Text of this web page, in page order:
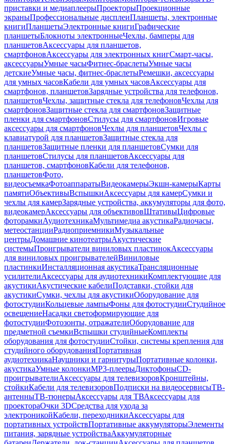
приставки и медиаплеерыПроекторыПроекционные
экраныПрофессиональные дисплеиПланшеты, электронные
книгиПланшетыЭлектронные книгиГрафические
планшетыБлокноты электронныеЧехлы, бамперы для
планшетовАксессуары для планшетов,
смартфоновАксессуары для электронных книгСмарт-часы,
аксессуарыУмные часыФитнес-браслетыУмные часы
детскиеУмные часы, фитнес-браслетыРемешки, аксессуары
для умных часовКабели для умных часовАксессуары для
смартфонов, планшетовЗарядные устройства для телефонов,
планшетовЧехлы, защитные стекла для телефоновЧехлы для
смартфоновЗащитные стекла для смартфоновЗащитные
пленки для смартфоновСтилусы для смартфоновИгровые
аксессуары для смартфоновЧехлы для планшетовЧехлы с
клавиатурой для планшетовЗащитные стекла для
планшетовЗащитные пленки для планшетовСумки для
планшетовСтилусы для планшетовАксессуары для
планшетов, смартфоновКабели для телефонов,
планшетовФото,
видеосъемкаФотоаппаратыВидеокамерыЭкшн-камерыКарты
памятиОбъективыВспышкиАксессуары для камерСумки и
чехлы для камерЗарядные устройства, аккумуляторы для фото,
видеокамерАксессуары для объективовШтативыЦифровые
фоторамкиАудиотехникаМультимедиа акустикаРадиочасы,
метеостанцииРадиоприемникиМузыкальные
центрыДомашние кинотеатрыАкустические
системыПроигрыватели виниловых пластинокАксессуары
для виниловых проигрывателейВиниловые
пластинкиИнсталляционная акустикаТрансляционные
усилителиАксессуары для аудиотехникиКомплектующие для
акустикиАкустические кабелиПодставки, стойки для
акустикиСумки, чехлы для акустикиОборудование для
фотостудииКольцевые лампыФоны для фотостудииСтудийное
освещениеНасадки светоформирующие для
фотостудииФотозонты, отражателиОборудование для
предметной съемкиВспышки студийныеКомплекты
оборудования для фотостудииСтойки, системы крепления для
студийного оборудованияПортативная
аудиотехникаНаушники и гарнитурыПортативные колонки,
акустикаУмные колонкиMP3-плеерыДиктофоныCD-
проигрывателиАксессуары для телевизоровКронштейны,
стойкиКабели для телевизоровПодписки на видеосервисыТВ-
антенныТВ-тюнерыАксессуары для ТВАксессуары для
проектораОчки 3DСредства для ухода за
электроникойКабели, переходникиАксессуары для
портативных устройствПортативные аккумуляторыЭлементы
питания, зарядные устройстваАккумуляторные